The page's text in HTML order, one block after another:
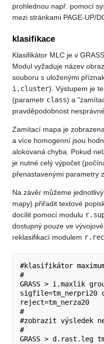
prohlednou např. pomocí
mezi stránkami PAGE-UP/
klasifikace
Klasifikátor MLC je v
Modul vyžaduje název
souboru s uloženými
i.cluster). Výstupem je
(parametr class) a
pravděpodobnost
Zamítací mapa je
a více homogenní jsou
alokovaná chyba. Pokud
je nutné celý výpočet
přenastavenými parametry
Na závěr můžeme
mapy) přiřadit textové
docílit pomocí modulu
dostupný pouze ve
reklasifikací modulem
#klasifikátor
#
GRASS > i.maxlik
sigfile=tm_nerpri20
reject=tm_nerza20
#
#zobrazit výsledek
#
GRASS > d.rast.leg